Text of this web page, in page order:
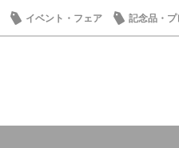
イベント・フェア
記念品・プ